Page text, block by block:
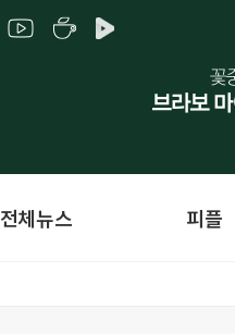
전체뉴스 피플